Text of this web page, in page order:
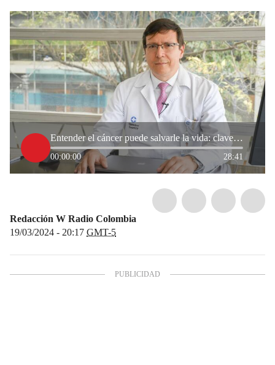
Entender el cáncer puede salvarle la vida: claves para tener en cuenta
00:00:00 28:41
Redacción W Radio Colombia
19/03/2024 - 20:17 GMT-5